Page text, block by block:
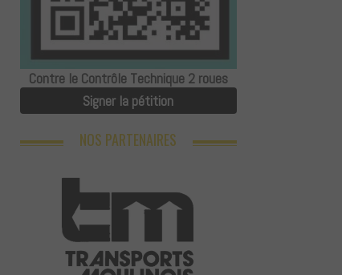
Contre le Contrôle Technique 2 roues
Signer la pétition
NOS PARTENAIRES